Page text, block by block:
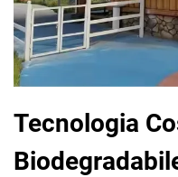
Tecnologia